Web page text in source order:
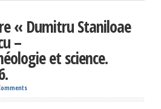
« Dumitru Staniloae
–
et science.